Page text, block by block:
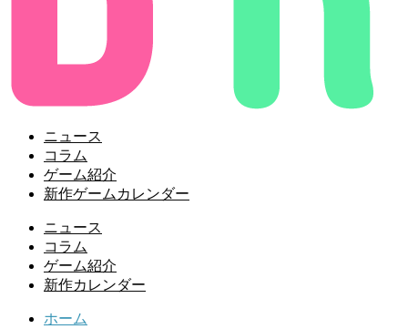
ニュース
コラム
ゲーム紹介
新作ゲームカレンダー
ニュース
コラム
ゲーム紹介
新作カレンダー
ホーム